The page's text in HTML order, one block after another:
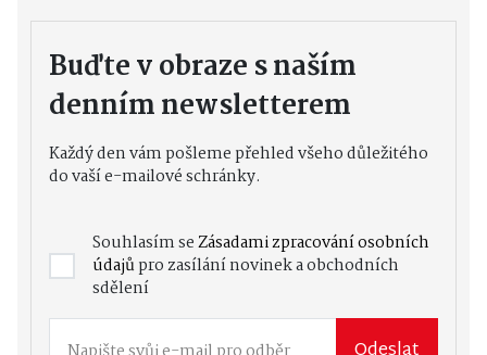
Buďte v obraze s naším
denním newsletterem
Každý den vám pošleme přehled všeho důležitého
do vaší e-mailové schránky.
Souhlasím seZásadami zpracování osobních
údajůpro zasílání novinek a obchodních
sdělení